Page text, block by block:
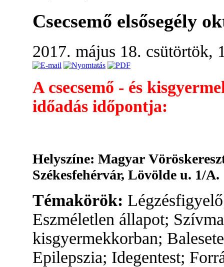
Csecsemő elsősegély
2017. május 18. csütörtök,
A csecsemő - és
időadás időpontja:
Helyszíne: Magyar
Székesfehérvár, Lövölde u. 1/A.
Témakörök:
Eszméletlen állapot;
kisgyermekkorban;
Epilepszia; Idegentest;